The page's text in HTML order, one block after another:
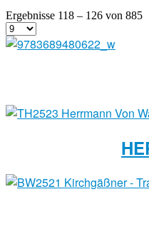
Ergebnisse 118 – 126 von 885